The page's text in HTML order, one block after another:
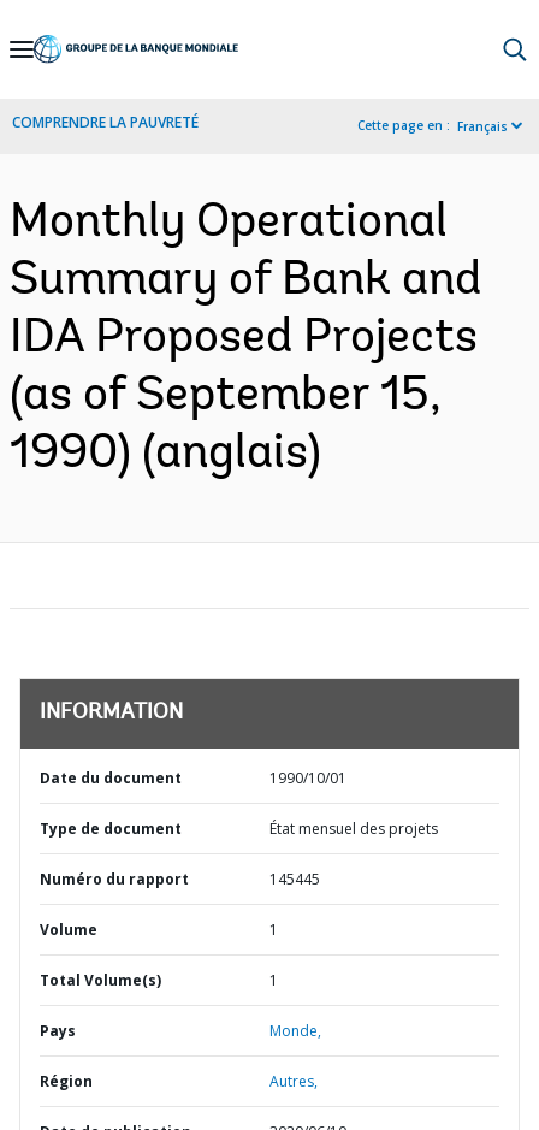
Skip
Navigation
COMPRENDRE LA PAUVRETÉ Cette page en : Français
Monthly Operational
Summary of Bank and
IDA Proposed Projects
(as of September 15,
1990) (anglais)
INFORMATION
Date du document 1990/10/01
Type de document État mensuel des projets
Numéro du rapport 145445
Volume 1
Total Volume(s) 1
Pays Monde,
Région Autres,